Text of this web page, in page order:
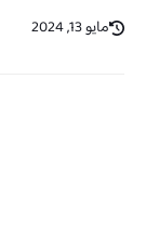
مايو 13, 2024